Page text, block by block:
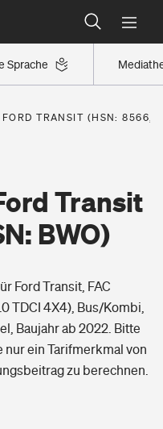
Sprache
finden
eingestuft
finden
FORD TRANSIT (HSN: 8566,
Transit
BWO)
Ford Transit, FAC
TDCI 4X4), Bus/Kombi,
Baujahr ab 2022. Bitte
nur ein Tarifmerkmal von
zu berechnen.